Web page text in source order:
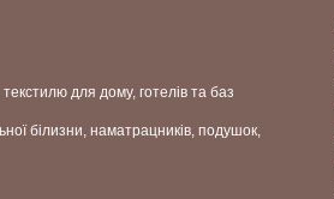
для дому, готелів та баз
білизни, наматрацників, подушок,